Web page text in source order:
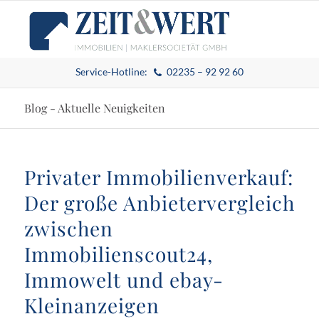
Service-Hotline: 02235 – 92 92 60
Blog - Aktuelle Neuigkeiten
Privater Immobilienverkauf:
Der große Anbietervergleich
zwischen
Immobilienscout24,
Immowelt und ebay-
Kleinanzeigen